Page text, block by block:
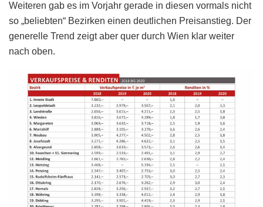
Weiteren gab es im Vorjahr gerade in diesen vormals nicht
so „beliebten“ Bezirken einen deutlichen Preisanstieg. Der
generelle Trend zeigt aber quer durch Wien klar weiter
nach oben.